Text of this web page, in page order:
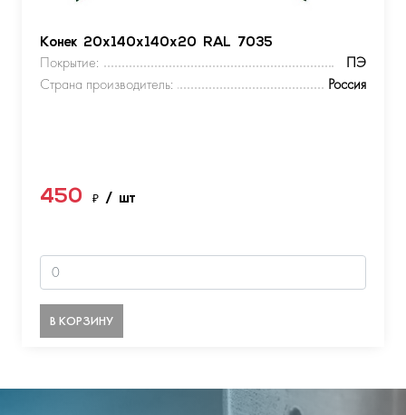
Конек 20х140х140х20 RAL 7035
Покрытие:
ПЭ
Страна производитель:
Россия
450 ₽ / шт
В КОРЗИНУ